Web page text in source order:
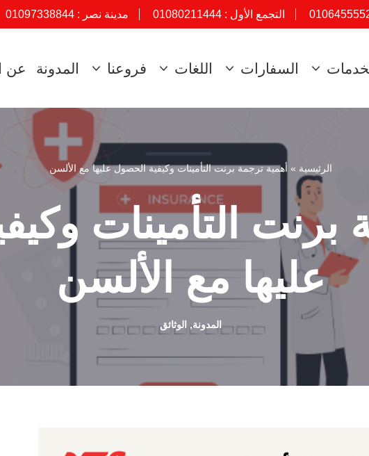
التجمع الأول :01080211444 مدينة نصر :01097338844
السفارات اللغات فروعنا المدونة عن
الرئيسية » أهمية ترجمة برنت التأمينات وكيفية الحصول عليها مع الألسن
برنت التأمينات
عليها مع الألسن
المدونة, الوثائق